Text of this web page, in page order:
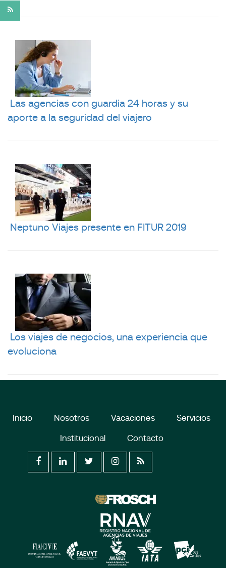
Las agencias con guardia 24 horas y su
aporte a la seguridad del viajero
Neptuno Viajes presente en FITUR 2019
Los viajes de negocios, una experiencia que
evoluciona
Inicio Nosotros Vacaciones Servicios
Institucional Contacto